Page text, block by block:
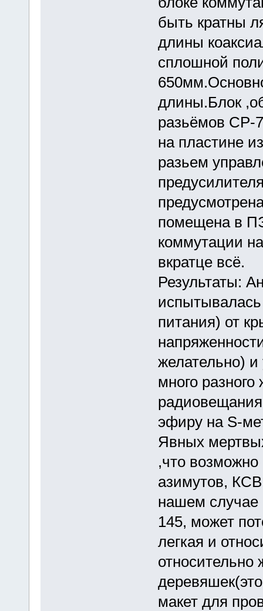
быть кратны
длины
сплошной
длины.Блок
разьёмов СР-
на пластине
разьем
помещена в
коммутации
вкратце всё.
Результаты:
питания) от
желательно) и
много
эфиру на S-
Явных
,что
азимутов,
нашем случае
145, может
легкая и
относительно
макет для